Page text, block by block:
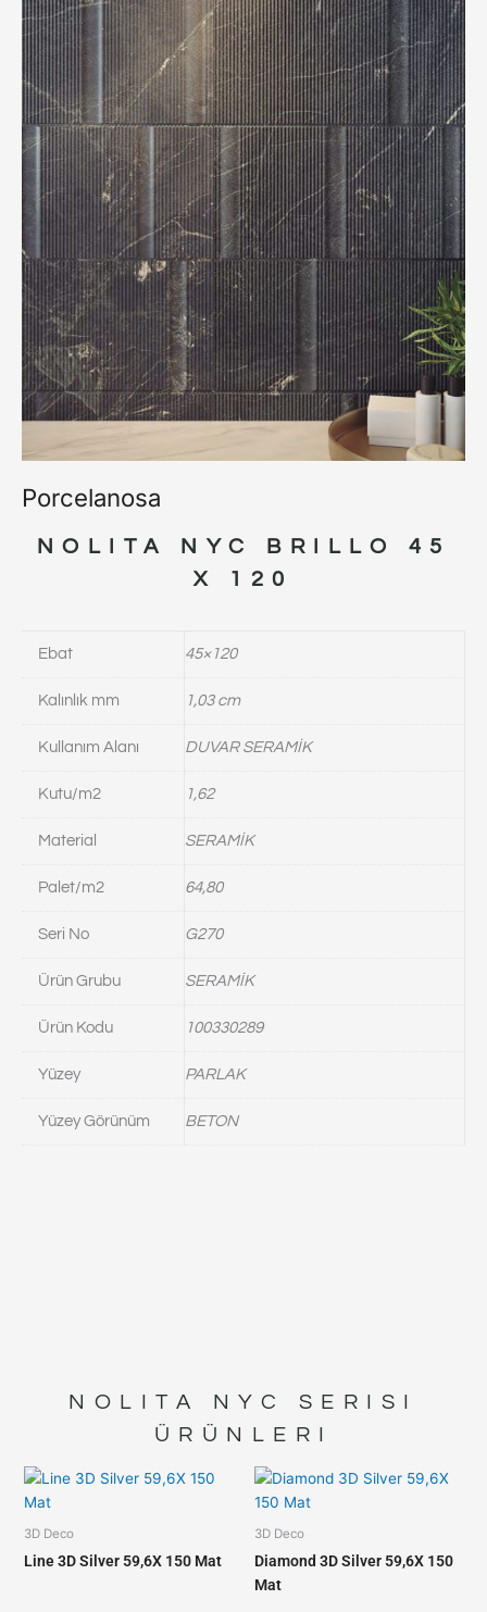
Porcelanosa
NOLITA NYC BRILLO 45
X 120
Ebat 45×120
Kalınlık mm 1,03 cm
Kullanım Alanı DUVAR SERAMİK
Kutu/m2 1,62
Material SERAMİK
Palet/m2 64,80
Seri No G270
Ürün Grubu SERAMİK
Ürün Kodu 100330289
Yüzey PARLAK
Yüzey Görünüm BETON
NOLITA NYC
SERISI
ÜRÜNLERI
3D Deco
Line 3D Silver 59,6X 150 Mat
3D Deco
Diamond 3D Silver 59,6X 150
Mat